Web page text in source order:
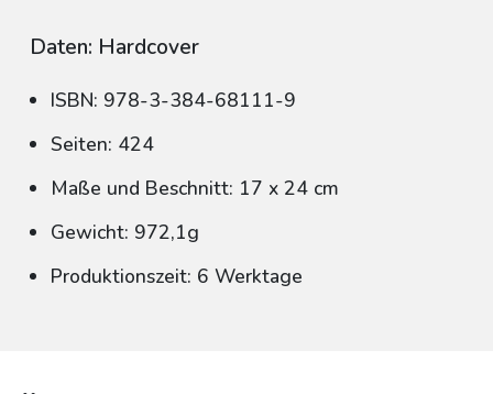
Daten: Hardcover
ISBN: 978-3-384-68111-9
Seiten: 424
Maße und Beschnitt: 17 x 24 cm
Gewicht: 972,1g
Produktionszeit: 6 Werktage